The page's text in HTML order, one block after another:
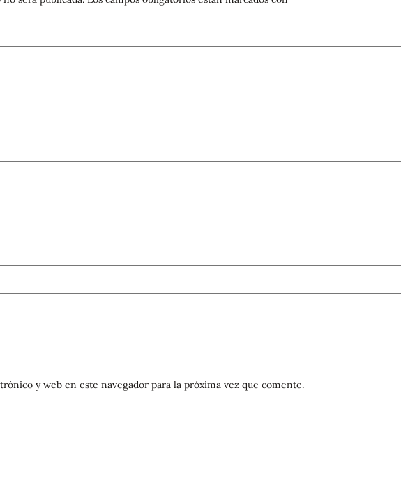
y web en este navegador para la próxima vez que comente.